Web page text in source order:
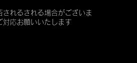
れるされる場合がございま
対応お願いいたします